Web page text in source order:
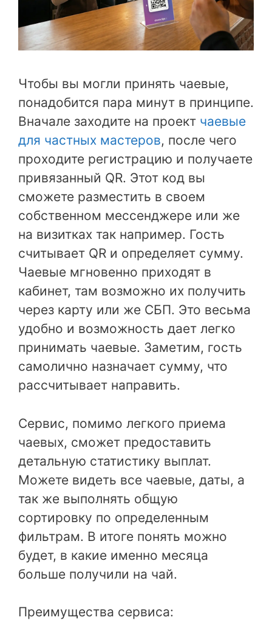
Чтобы вы могли принять чаевые,
понадобится пара минут в принципе.
Вначале заходите на проект чаевые
для частных мастеров, после чего
проходите регистрацию и получаете
привязанный QR. Этот код вы
сможете разместить в своем
собственном мессенджере или же
на визитках так например. Гость
считывает QR и определяет сумму.
Чаевые мгновенно приходят в
кабинет, там возможно их получить
через карту или же СБП. Это весьма
удобно и возможность дает легко
принимать чаевые. Заметим, гость
самолично назначает сумму, что
рассчитывает направить.
Сервис, помимо легкого приема
чаевых, сможет предоставить
детальную статистику выплат.
Можете видеть все чаевые, даты, а
так же выполнять общую
сортировку по определенным
фильтрам. В итоге понять можно
будет, в какие именно месяца
больше получили на чай.
Преимущества сервиса: